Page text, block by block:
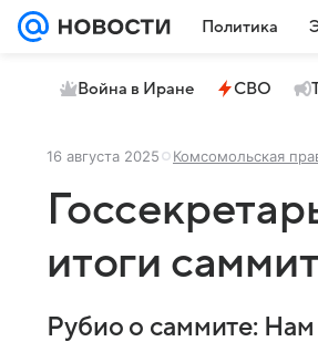
Политика
Война в Иране СВО
16 августа 2025 Комсомольская
итоги
Рубио о саммите: